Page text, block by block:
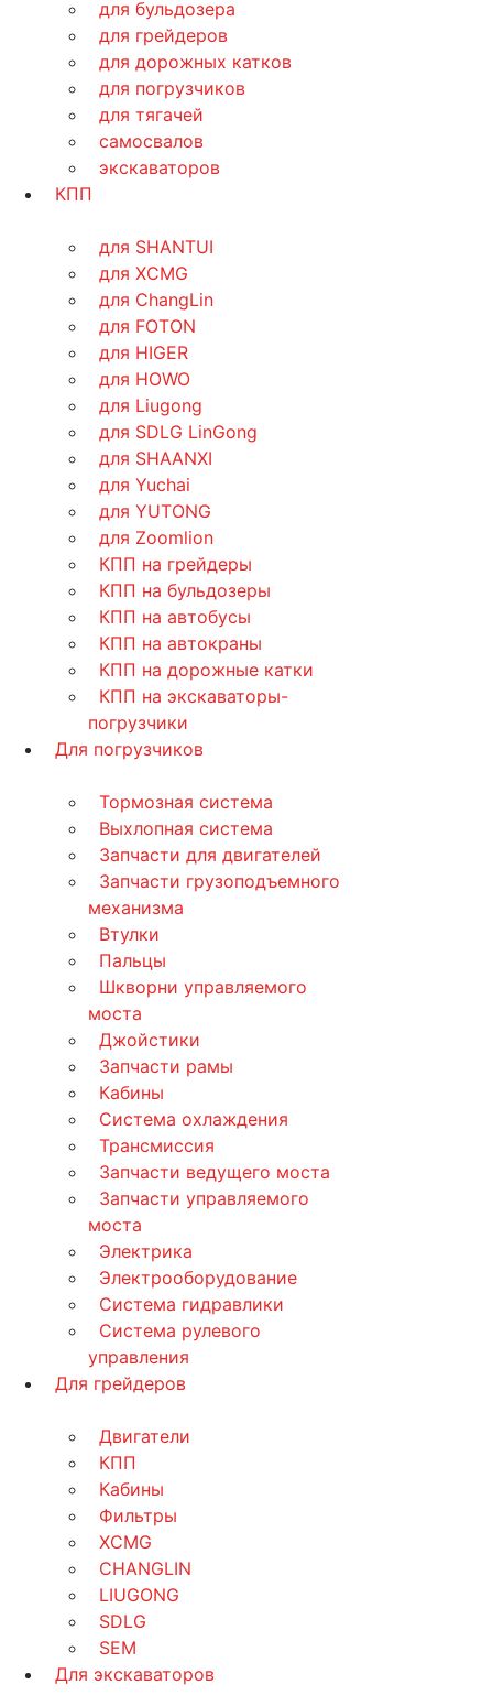
для бульдозера
для грейдеров
для дорожных катков
для погрузчиков
для тягачей
самосвалов
экскаваторов
КПП
для SHANTUI
для XCMG
для ChangLin
для FOTON
для HIGER
для HOWO
для Liugong
для SDLG LinGong
для SHAANXI
для Yuchai
для YUTONG
для Zoomlion
КПП на грейдеры
КПП на бульдозеры
КПП на автобусы
КПП на автокраны
КПП на дорожные катки
КПП на экскаваторы-
погрузчики
Для погрузчиков
Тормозная система
Выхлопная система
Запчасти для двигателей
Запчасти грузоподъемного
механизма
Втулки
Пальцы
Шкворни управляемого
моста
Джойстики
Запчасти рамы
Кабины
Система охлаждения
Трансмиссия
Запчасти ведущего моста
Запчасти управляемого
моста
Электрика
Электрооборудование
Система гидравлики
Система рулевого
управления
Для грейдеров
Двигатели
КПП
Кабины
Фильтры
XCMG
CHANGLIN
LIUGONG
SDLG
SEM
Для экскаваторов